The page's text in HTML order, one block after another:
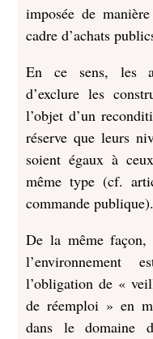
imposée de
cadre d’achats
En ce sens, les
d’exclure les
l’objet d’un
réserve que leurs
soient égaux à
même type (cf.
commande publique).
De la même
l’environnement
l’obligation de «
de réemploi » en
dans le domaine